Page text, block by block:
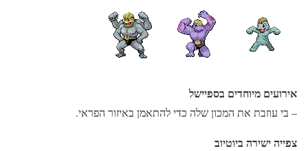
אירועים מיוחדים בספיישל
– בי עוזבת את המכון שלה כדי להתאמן באיזור הפראי.
צפייה ישירה ביוטיוב